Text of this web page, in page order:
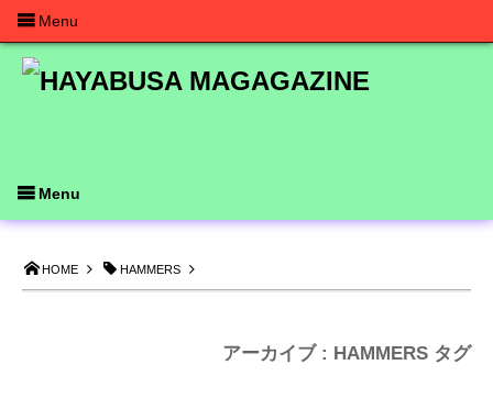
HOME HAMMERS
アーカイブ : HAMMERS タグ
Menu
Menu